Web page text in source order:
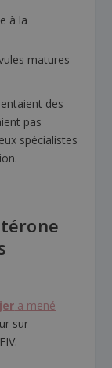
à la
matures
des
pas
spécialistes
a mené
sur